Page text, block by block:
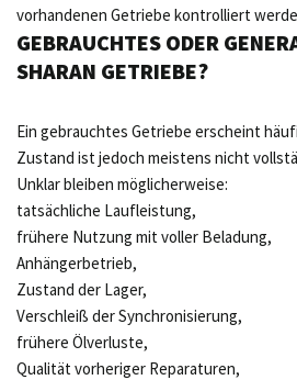
vorhandenen Getriebe kontrolliert
GEBRAUCHTES ODER
SHARAN GETRIEBE?
Ein gebrauchtes Getriebe erscheint
Zustand ist jedoch meistens nicht
Unklar bleiben möglicherweise:
tatsächliche Laufleistung,
frühere Nutzung mit voller Beladung,
Anhängerbetrieb,
Zustand der Lager,
Verschleiß der Synchronisierung,
frühere Ölverluste,
Qualität vorheriger Reparaturen,